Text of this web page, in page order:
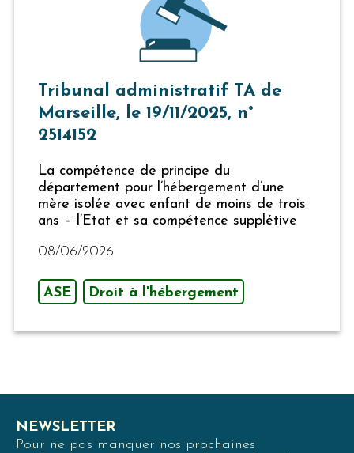
Tribunal administratif TA de
Marseille, le 19/11/2025, n°
2514152
La compétence de principe du
département pour l’hébergement d’une
mère isolée avec enfant de moins de trois
ans – l’Etat et sa compétence supplétive
08/06/2026
ASE Droit à l'hébergement
NEWSLETTER
Pour ne pas manquer nos prochaines